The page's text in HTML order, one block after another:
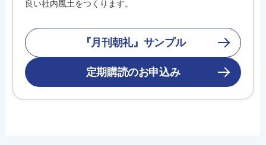
良い社内風土をつくります。
『月刊朝礼』サンプル
定期購読のお申込み